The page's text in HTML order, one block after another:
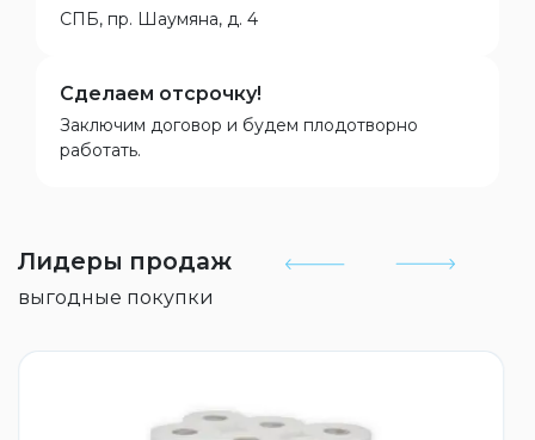
СПБ, пр. Шаумяна, д. 4
Сделаем отсрочку!
Заключим договор и будем плодотворно
работать.
Лидеры продаж
выгодные покупки